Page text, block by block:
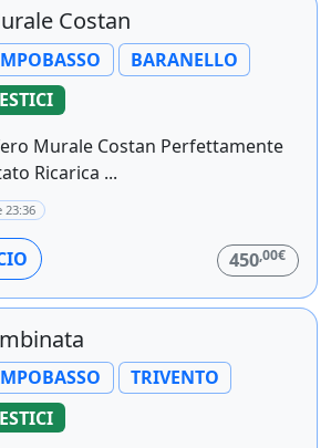
Costan
BARANELLO
Murale Costan Perfettamente
Ricarica ...
23:36
450,00€
TRIVENTO